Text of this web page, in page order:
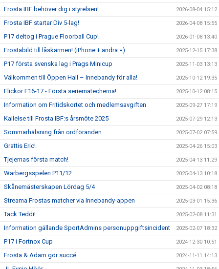
Frosta IBF behöver dig i styrelsen! 2026-08-04 15:12
Frosta IBF startar Div 5-lag! 2026-04-08 15:55
P17 deltog i Prague Floorball Cup! 2026-01-08 13:40
Frostabild till låskärmen! (iPhone + andra =) 2025-12-15 17:38
P17 första svenska lag i Prags Minicup 2025-11-03 13:13
Välkommen till Öppen Hall – Innebandy för alla! 2025-10-12 19:35
Flickor F16-17 - Första seriematecherna! 2025-10-12 08:15
Information om Fritidskortet och medlemsavgiften 2025-09-27 17:19
Kallelse till Frosta IBF:s årsmöte 2025 2025-07-29 12:13
Sommarhälsning från ordföranden 2025-07-02 07:59
Grattis Eric! 2025-04-26 15:03
Tjejernas första match! 2025-04-13 11:29
Warbergsspelen P11/12 2025-04-13 10:18
Skånemästerskapen Lördag 5/4 2025-04-02 08:18
Streama Frostas matcher via Innebandy-appen 2025-03-01 15:36
Tack Teddi! 2025-02-08 11:31
Information gällande SportAdmins personuppgiftsincident 2025-02-07 18:32
P17 i Fortnox Cup 2024-12-30 10:51
Frosta & Adam gör succé 2024-11-11 14:13